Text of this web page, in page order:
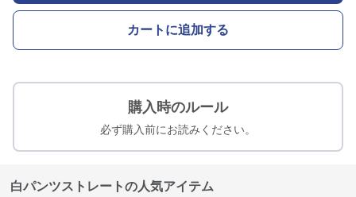
カートに追加する
購入時のルール
必ず購入前にお読みください。
白パンツストレートの人気アイテム